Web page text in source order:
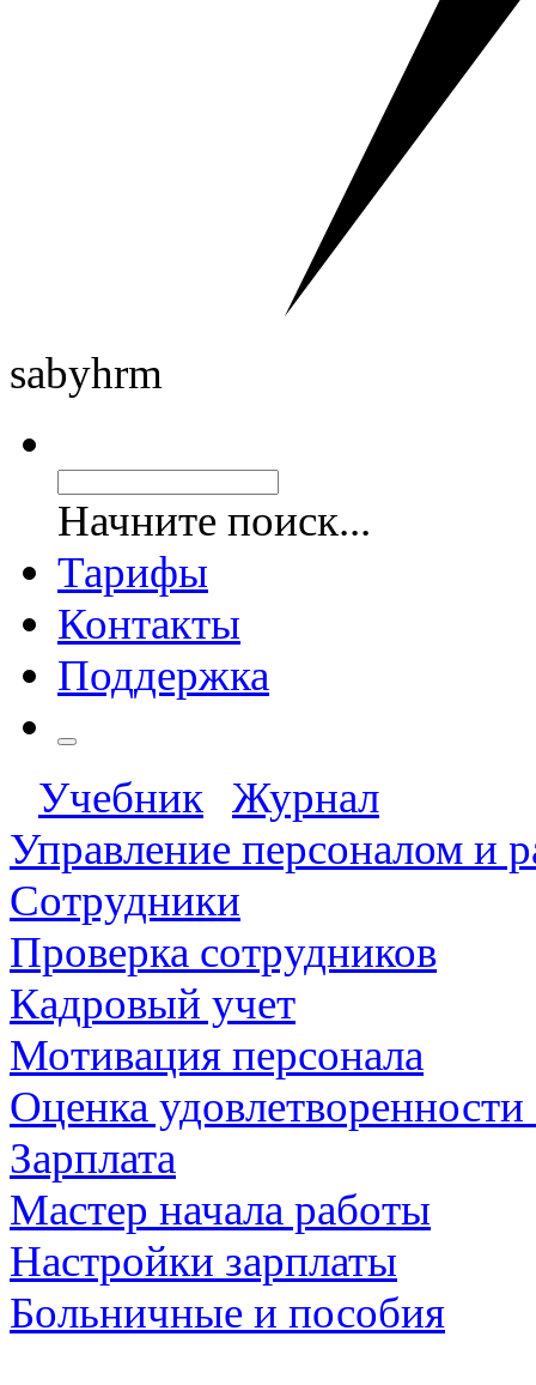
sabyhrm
Начните поиск...
Тарифы
Контакты
Поддержка
Учебник
Журнал
Управление персоналом и
Сотрудники
Проверка сотрудников
Кадровый учет
Мотивация персонала
Оценка
Зарплата
Мастер начала работы
Настройки зарплаты
Больничные и пособия